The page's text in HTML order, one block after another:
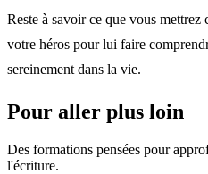
Reste à savoir ce que vous mettrez
votre héros pour lui faire
sereinement dans la vie.
Pour aller plus loin
Des formations pensées pour
l'écriture.